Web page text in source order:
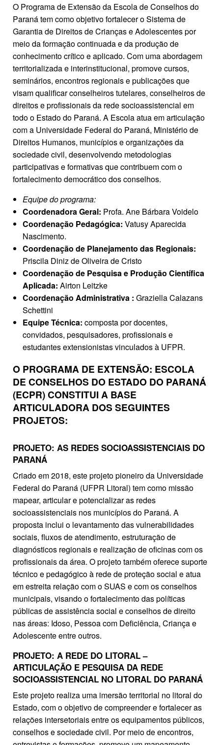
O Programa de Extensão da Escola de Conselhos do
Paraná tem como objetivo fortalecer o Sistema de
Garantia de Direitos de Crianças e Adolescentes por
meio da formação continuada e da produção de
conhecimento crítico e aplicado. Com uma abordagem
territorializada e interinstitucional, promove cursos,
seminários, encontros regionais e publicações que
visam qualificar conselheiros tutelares, conselheiros de
direitos e profissionais da rede socioassistencial em
todo o Estado do Paraná. A Escola atua em articulação
com a Universidade Federal do Paraná, Ministério de
Direitos Humanos, municípios e organizações da
sociedade civil, desenvolvendo metodologias
participativas e formativas que contribuem com o
fortalecimento democrático dos conselhos.
Equipe do programa:
Coordenadora Geral: Profa. Ane Bárbara Voidelo
Coordenação Pedagógica: Vatusy Aparecida
Nascimento.
Coordenação de Planejamento das Regionais:
Priscila Diniz de Oliveira de Cristo
Coordenação de Pesquisa e Produção Científica
Aplicada: Airton Leitzke
Coordenação Administrativa : Graziella Calazans
Schettini
Equipe Técnica: composta por docentes,
convidados, pesquisadores, profissionais e
estudantes extensionistas vinculados à UFPR.
O PROGRAMA DE EXTENSÃO: ESCOLA
DE CONSELHOS DO ESTADO DO PARANÁ
(ECPR) CONSTITUI A BASE
ARTICULADORA DOS SEGUINTES
PROJETOS:
PROJETO: AS REDES SOCIOASSISTENCIAIS DO
PARANÁ
Criado em 2018, este projeto pioneiro da Universidade
Federal do Paraná (UFPR Litoral) tem como missão
mapear, articular e potencializar as redes
socioassistenciais nos municípios do Paraná. A
proposta inclui o levantamento das vulnerabilidades
sociais, fluxos de atendimento, estruturação de
diagnósticos regionais e realização de oficinas com os
profissionais da área. O projeto também oferece suporte
técnico e pedagógico à rede de proteção social e atua
em estreita relação com o SUAS e com os conselhos
municipais, visando o fortalecimento das políticas
públicas de assistência social e conselhos de direito
nas áreas: Idoso, Pessoa com Deficiência, Criança e
Adolescente entre outros.
PROJETO: A REDE DO LITORAL –
ARTICULAÇÃO E PESQUISA DA REDE
SOCIOASSISTENCIAL NO LITORAL DO PARANÁ
Este projeto realiza uma imersão territorial no litoral do
Estado, com o objetivo de compreender e fortalecer as
relações intersetoriais entre os equipamentos públicos,
conselhos e sociedade civil. Por meio de encontros,